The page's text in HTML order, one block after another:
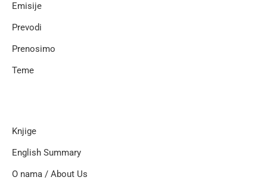
Emisije
Prevodi
Prenosimo
Teme
Knjige
English Summary
O nama / About Us